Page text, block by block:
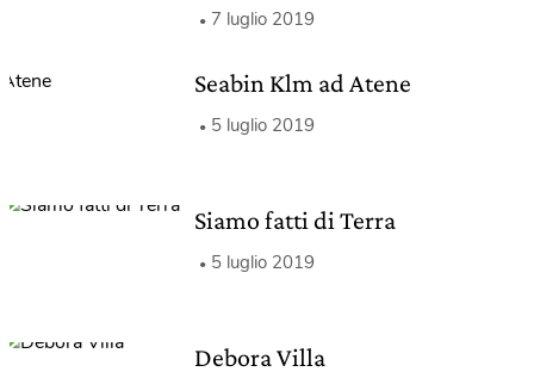
7 luglio 2019
Seabin Klm ad Atene
5 luglio 2019
Siamo fatti di Terra
5 luglio 2019
Debora Villa